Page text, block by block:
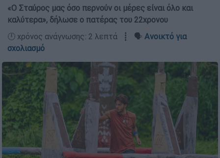
«Ο Σταύρος μας όσο περνούν οι μέρες είναι όλο και
καλύτερα», δήλωσε ο πατέρας του 22χρονου
🕛 χρόνος ανάγνωσης: 2 λεπτά ┋ 🗣️ Ανοικτό για
σχολιασμό